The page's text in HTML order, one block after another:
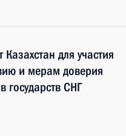
для участия
и мерам доверия
СНГ